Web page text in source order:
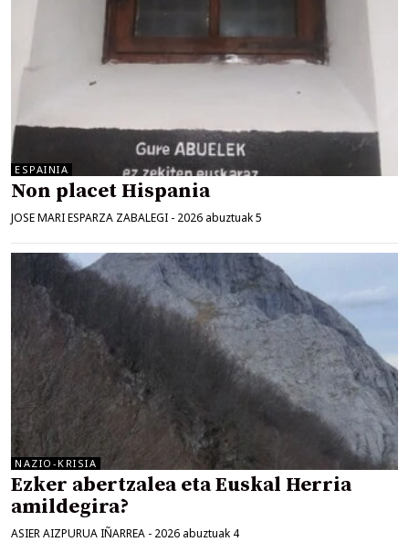
ESPAINIA
Non placet Hispania
JOSE MARI ESPARZA ZABALEGI - 2026 abuztuak 5
NAZIO-KRISIA
Ezker abertzalea eta Euskal Herria
amildegira?
ASIER AIZPURUA IÑARREA - 2026 abuztuak 4